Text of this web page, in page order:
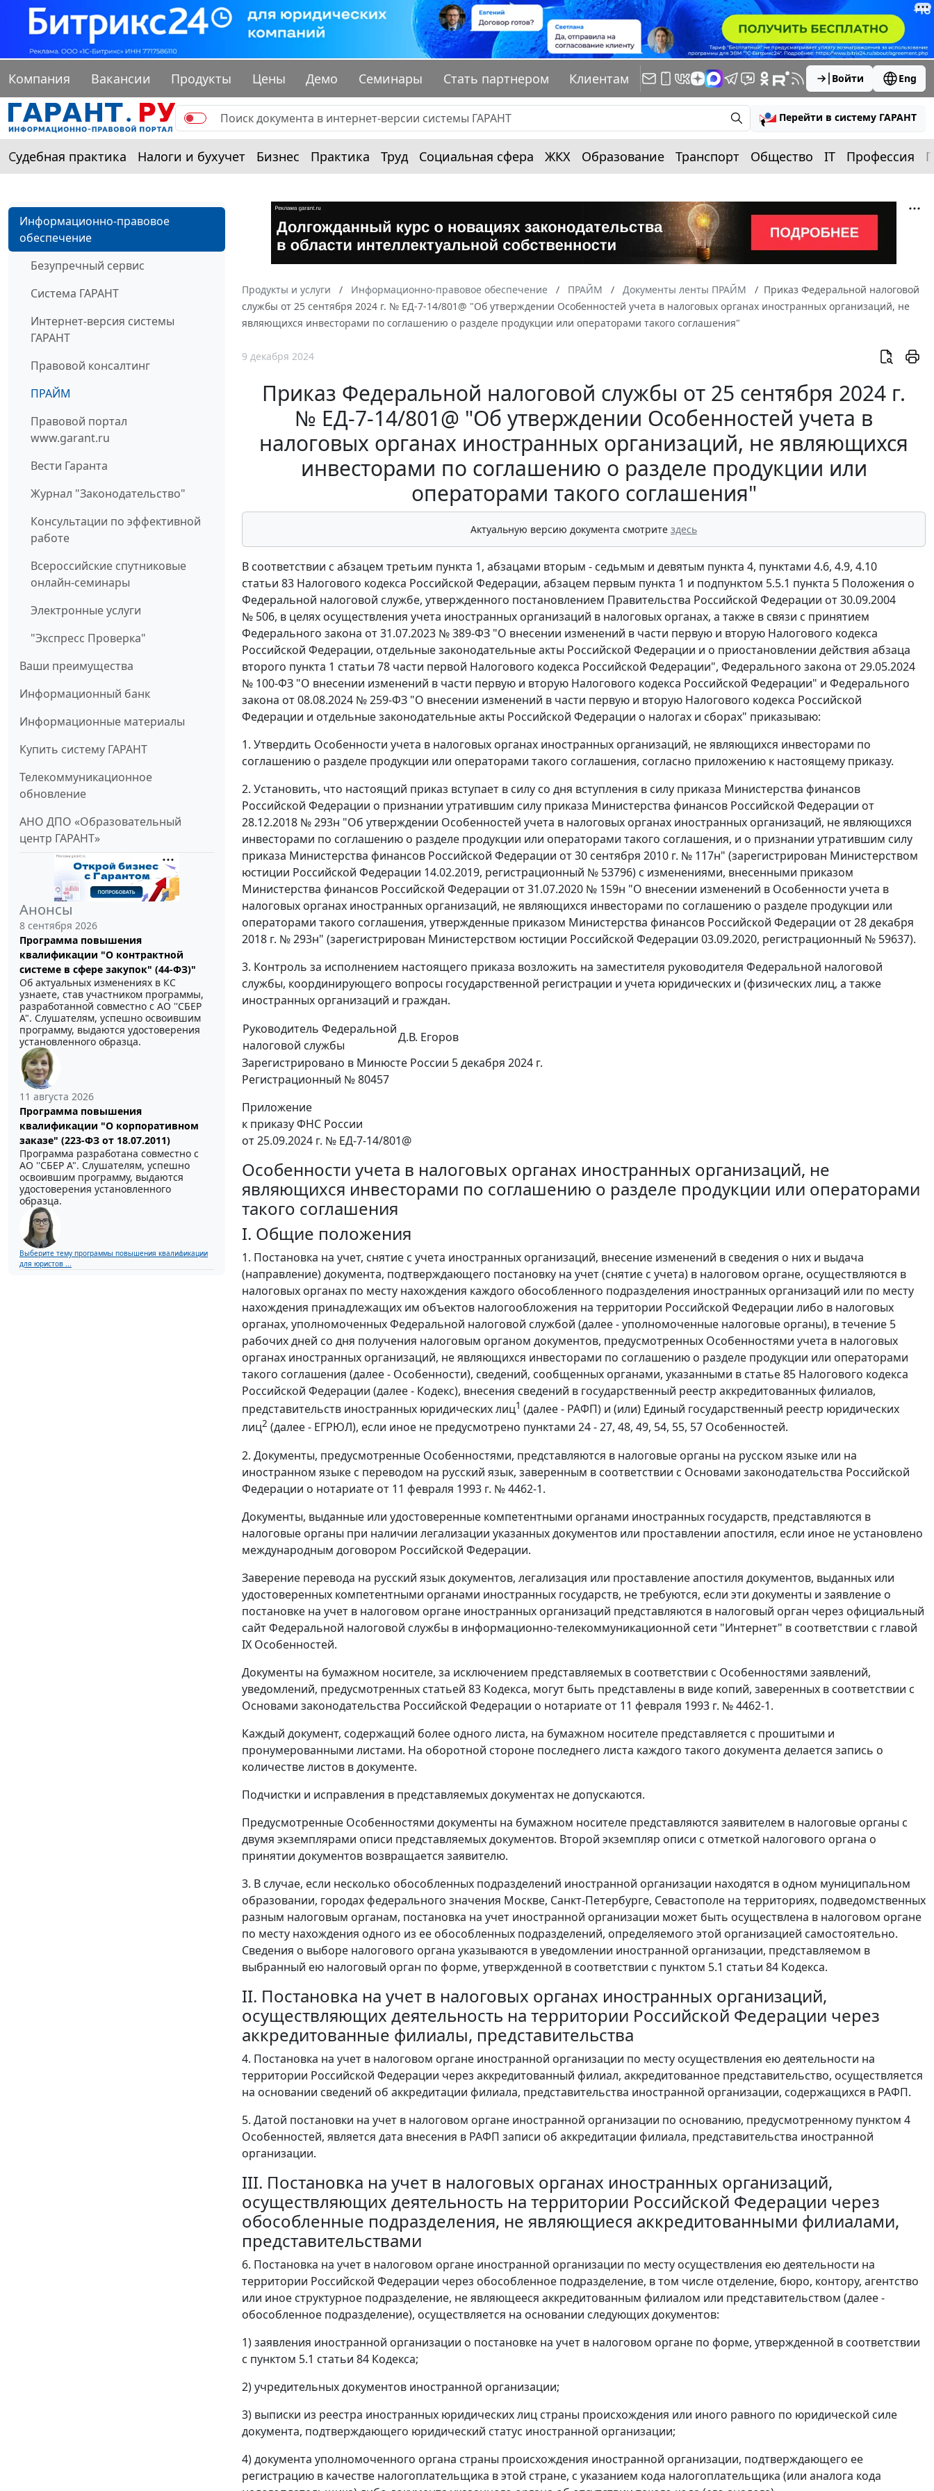
Компания Вакансии Продукты Цены Демо Семинары Стать партнером Клиентам Войти Eng
Перейти в систему ГАРАНТ
Судебная практика Налоги и бухучет Бизнес Практика Труд Социальная сфера ЖКХ Образование Транспорт Общество IT Профессия
Информационно-правовое
обеспечение
Безупречный сервис
Система ГАРАНТ
Интернет-версия системы
ГАРАНТ
Правовой консалтинг
ПРАЙМ
Правовой портал
www.garant.ru
Вести Гаранта
Журнал "Законодательство"
Консультации по эффективной
работе
Всероссийские спутниковые
онлайн-семинары
Электронные услуги
"Экспресс Проверка"
Ваши преимущества
Информационный банк
Информационные материалы
Купить систему ГАРАНТ
Телекоммуникационное
обновление
АНО ДПО «Образовательный
центр ГАРАНТ»
Анонсы
8 сентября 2026
Программа повышения
квалификации "О контрактной
системе в сфере закупок" (44-ФЗ)"
Об актуальных изменениях в КС
узнаете, став участником программы,
разработанной совместно с АО ''СБЕР
А". Слушателям, успешно освоившим
программу, выдаются удостоверения
установленного образца.
11 августа 2026
Программа повышения
квалификации "О корпоративном
заказе" (223-ФЗ от 18.07.2011)
Программа разработана совместно с
АО ''СБЕР А". Слушателям, успешно
освоившим программу, выдаются
удостоверения установленного
образца.
Выберите тему программы повышения квалификации
для юристов ...
Продукты и услуги Информационно-правовое обеспечение ПРАЙМ Документы ленты ПРАЙМ
Приказ Федеральной налоговой
службы от 25 сентября 2024 г. № ЕД-7-14/801@ "Об утверждении Особенностей учета в налоговых органах иностранных организаций, не
являющихся инвесторами по соглашению о разделе продукции или операторами такого соглашения"
9 декабря 2024
Приказ Федеральной налоговой службы от 25 сентября 2024 г.
№ ЕД-7-14/801@ "Об утверждении Особенностей учета в
налоговых органах иностранных организаций, не являющихся
инвесторами по соглашению о разделе продукции или
операторами такого соглашения"
Актуальную версию документа смотрите здесь
В соответствии с абзацем третьим пункта 1, абзацами вторым - седьмым и девятым пункта 4, пунктами 4.6, 4.9, 4.10
статьи 83 Налогового кодекса Российской Федерации, абзацем первым пункта 1 и подпунктом 5.5.1 пункта 5 Положения о
Федеральной налоговой службе, утвержденного постановлением Правительства Российской Федерации от 30.09.2004
№ 506, в целях осуществления учета иностранных организаций в налоговых органах, а также в связи с принятием
Федерального закона от 31.07.2023 № 389-ФЗ "О внесении изменений в части первую и вторую Налогового кодекса
Российской Федерации, отдельные законодательные акты Российской Федерации и о приостановлении действия абзаца
второго пункта 1 статьи 78 части первой Налогового кодекса Российской Федерации", Федерального закона от 29.05.2024
№ 100-ФЗ "О внесении изменений в части первую и вторую Налогового кодекса Российской Федерации" и Федерального
закона от 08.08.2024 № 259-ФЗ "О внесении изменений в части первую и вторую Налогового кодекса Российской
Федерации и отдельные законодательные акты Российской Федерации о налогах и сборах" приказываю:
1. Утвердить Особенности учета в налоговых органах иностранных организаций, не являющихся инвесторами по
соглашению о разделе продукции или операторами такого соглашения, согласно приложению к настоящему приказу.
2. Установить, что настоящий приказ вступает в силу со дня вступления в силу приказа Министерства финансов
Российской Федерации о признании утратившим силу приказа Министерства финансов Российской Федерации от
28.12.2018 № 293н "Об утверждении Особенностей учета в налоговых органах иностранных организаций, не являющихся
инвесторами по соглашению о разделе продукции или операторами такого соглашения, и о признании утратившим силу
приказа Министерства финансов Российской Федерации от 30 сентября 2010 г. № 117н" (зарегистрирован Министерством
юстиции Российской Федерации 14.02.2019, регистрационный № 53796) с изменениями, внесенными приказом
Министерства финансов Российской Федерации от 31.07.2020 № 159н "О внесении изменений в Особенности учета в
налоговых органах иностранных организаций, не являющихся инвесторами по соглашению о разделе продукции или
операторами такого соглашения, утвержденные приказом Министерства финансов Российской Федерации от 28 декабря
2018 г. № 293н" (зарегистрирован Министерством юстиции Российской Федерации 03.09.2020, регистрационный № 59637).
3. Контроль за исполнением настоящего приказа возложить на заместителя руководителя Федеральной налоговой
службы, координирующего вопросы государственной регистрации и учета юридических и (физических лиц, а также
иностранных организаций и граждан.
Руководитель Федеральной
налоговой службы
Д.В. Егоров
Зарегистрировано в Минюсте России 5 декабря 2024 г.
Регистрационный № 80457
Приложение
к приказу ФНС России
от 25.09.2024 г. № ЕД-7-14/801@
Особенности учета в налоговых органах иностранных организаций, не
являющихся инвесторами по соглашению о разделе продукции или операторами
такого соглашения
I. Общие положения
1. Постановка на учет, снятие с учета иностранных организаций, внесение изменений в сведения о них и выдача
(направление) документа, подтверждающего постановку на учет (снятие с учета) в налоговом органе, осуществляются в
налоговых органах по месту нахождения каждого обособленного подразделения иностранных организаций или по месту
нахождения принадлежащих им объектов налогообложения на территории Российской Федерации либо в налоговых
органах, уполномоченных Федеральной налоговой службой (далее - уполномоченные налоговые органы), в течение 5
рабочих дней со дня получения налоговым органом документов, предусмотренных Особенностями учета в налоговых
органах иностранных организаций, не являющихся инвесторами по соглашению о разделе продукции или операторами
такого соглашения (далее - Особенности), сведений, сообщенных органами, указанными в статье 85 Налогового кодекса
Российской Федерации (далее - Кодекс), внесения сведений в государственный реестр аккредитованных филиалов,
представительств иностранных юридических лиц1 (далее - РАФП) и (или) Единый государственный реестр юридических
лиц2 (далее - ЕГРЮЛ), если иное не предусмотрено пунктами 24 - 27, 48, 49, 54, 55, 57 Особенностей.
2. Документы, предусмотренные Особенностями, представляются в налоговые органы на русском языке или на
иностранном языке с переводом на русский язык, заверенным в соответствии с Основами законодательства Российской
Федерации о нотариате от 11 февраля 1993 г. № 4462-1.
Документы, выданные или удостоверенные компетентными органами иностранных государств, представляются в
налоговые органы при наличии легализации указанных документов или проставлении апостиля, если иное не установлено
международным договором Российской Федерации.
Заверение перевода на русский язык документов, легализация или проставление апостиля документов, выданных или
удостоверенных компетентными органами иностранных государств, не требуются, если эти документы и заявление о
постановке на учет в налоговом органе иностранных организаций представляются в налоговый орган через официальный
сайт Федеральной налоговой службы в информационно-телекоммуникационной сети "Интернет" в соответствии с главой
IX Особенностей.
Документы на бумажном носителе, за исключением представляемых в соответствии с Особенностями заявлений,
уведомлений, предусмотренных статьей 83 Кодекса, могут быть представлены в виде копий, заверенных в соответствии с
Основами законодательства Российской Федерации о нотариате от 11 февраля 1993 г. № 4462-1.
Каждый документ, содержащий более одного листа, на бумажном носителе представляется с прошитыми и
пронумерованными листами. На оборотной стороне последнего листа каждого такого документа делается запись о
количестве листов в документе.
Подчистки и исправления в представляемых документах не допускаются.
Предусмотренные Особенностями документы на бумажном носителе представляются заявителем в налоговые органы с
двумя экземплярами описи представляемых документов. Второй экземпляр описи с отметкой налогового органа о
принятии документов возвращается заявителю.
3. В случае, если несколько обособленных подразделений иностранной организации находятся в одном муниципальном
образовании, городах федерального значения Москве, Санкт-Петербурге, Севастополе на территориях, подведомственных
разным налоговым органам, постановка на учет иностранной организации может быть осуществлена в налоговом органе
по месту нахождения одного из ее обособленных подразделений, определяемого этой организацией самостоятельно.
Сведения о выборе налогового органа указываются в уведомлении иностранной организации, представляемом в
выбранный ею налоговый орган по форме, утвержденной в соответствии с пунктом 5.1 статьи 84 Кодекса.
II. Постановка на учет в налоговых органах иностранных организаций,
осуществляющих деятельность на территории Российской Федерации через
аккредитованные филиалы, представительства
4. Постановка на учет в налоговом органе иностранной организации по месту осуществления ею деятельности на
территории Российской Федерации через аккредитованный филиал, аккредитованное представительство, осуществляется
на основании сведений об аккредитации филиала, представительства иностранной организации, содержащихся в РАФП.
5. Датой постановки на учет в налоговом органе иностранной организации по основанию, предусмотренному пунктом 4
Особенностей, является дата внесения в РАФП записи об аккредитации филиала, представительства иностранной
организации.
III. Постановка на учет в налоговых органах иностранных организаций,
осуществляющих деятельность на территории Российской Федерации через
обособленные подразделения, не являющиеся аккредитованными филиалами,
представительствами
6. Постановка на учет в налоговом органе иностранной организации по месту осуществления ею деятельности на
территории Российской Федерации через обособленное подразделение, в том числе отделение, бюро, контору, агентство
или иное структурное подразделение, не являющееся аккредитованным филиалом или представительством (далее -
обособленное подразделение), осуществляется на основании следующих документов:
1) заявления иностранной организации о постановке на учет в налоговом органе по форме, утвержденной в соответствии
с пунктом 5.1 статьи 84 Кодекса;
2) учредительных документов иностранной организации;
3) выписки из реестра иностранных юридических лиц страны происхождения или иного равного по юридической силе
документа, подтверждающего юридический статус иностранной организации;
4) документа уполномоченного органа страны происхождения иностранной организации, подтверждающего ее
регистрацию в качестве налогоплательщика в этой стране, с указанием кода налогоплательщика (или аналога кода